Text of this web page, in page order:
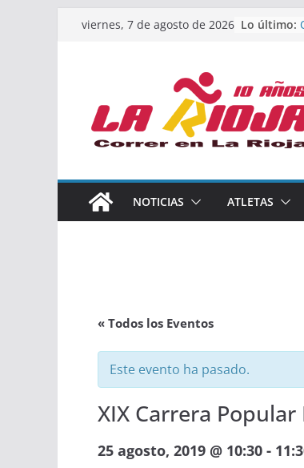
Saltarviernes, 7 de agosto de 2026 Lo último:
NOTICIAS ATLETAS
« Todos los Eventos
Este evento ha pasado.
XIX Carrera
25 agosto, 2019 @ 10:30 -